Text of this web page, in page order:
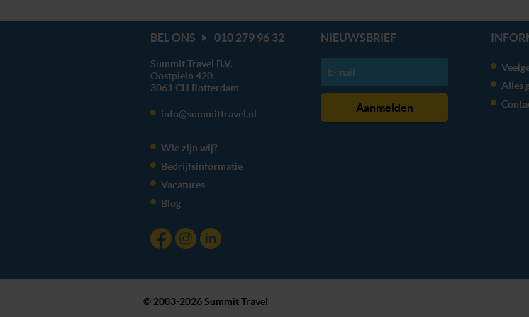
BEL ONS 010 279 96 32
Summit Travel B.V.
Oostplein 420
3061 CH Rotterdam
info@summittravel.nl
Wie zijn wij?
Bedrijfsinformatie
Vacatures
Blog
NIEUWSBRIEF
Alles
© 2003-2026 Summit Travel